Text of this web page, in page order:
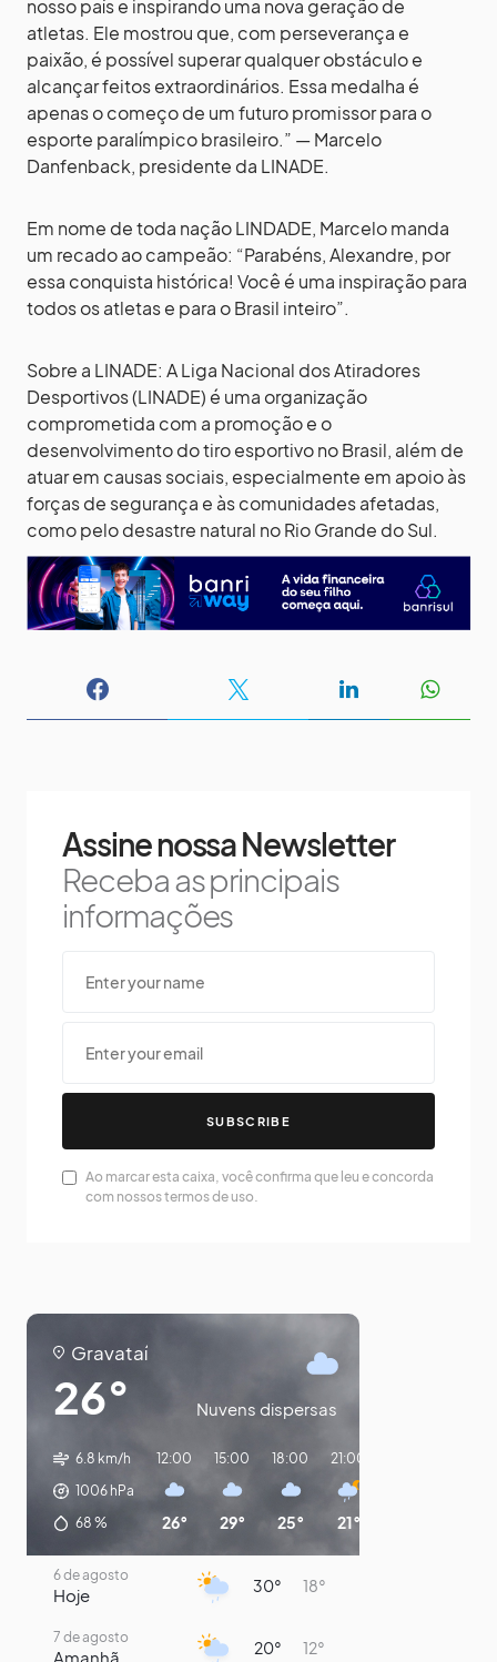
nosso país e inspirando uma nova geração de
atletas. Ele mostrou que, com perseverança e
paixão, é possível superar qualquer obstáculo e
alcançar feitos extraordinários. Essa medalha é
apenas o começo de um futuro promissor para o
esporte paralímpico brasileiro.” — Marcelo
Danfenback, presidente da LINADE.
Em nome de toda nação LINDADE, Marcelo manda
um recado ao campeão: “Parabéns, Alexandre, por
essa conquista histórica! Você é uma inspiração para
todos os atletas e para o Brasil inteiro”.
Sobre a LINADE: A Liga Nacional dos Atiradores
Desportivos (LINADE) é uma organização
comprometida com a promoção e o
desenvolvimento do tiro esportivo no Brasil, além de
atuar em causas sociais, especialmente em apoio às
forças de segurança e às comunidades afetadas,
como pelo desastre natural no Rio Grande do Sul.
Assine nossa Newsletter
Receba as principais
informações
SUBSCRIBE
Ao marcar esta caixa, você confirma que leu e concorda
com nossos termos de uso.
Gravataí
26° Nuvens dispersas
6.8 km/h
1006 hPa
68 %
12:00
26°
15:00
29°
18:00
25°
21:00
21°
6 de agosto
Hoje 30° 18°
7 de agosto
Amanhã 20° 12°